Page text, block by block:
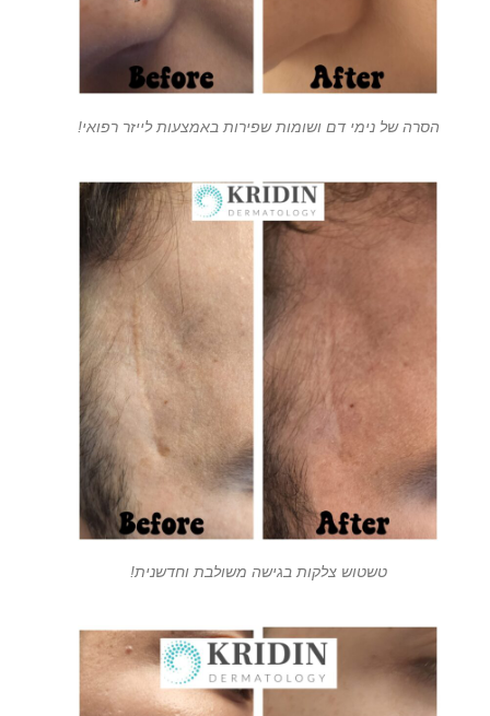
הסרה של נימי דם ושומות שפירות באמצעות לייזר רפואי!
טשטוש צלקות בגישה משולבת וחדשנית!